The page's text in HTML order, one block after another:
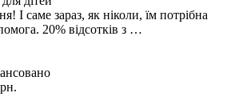
І саме зараз, як ніколи, їм потрібна
20% відсотків з …